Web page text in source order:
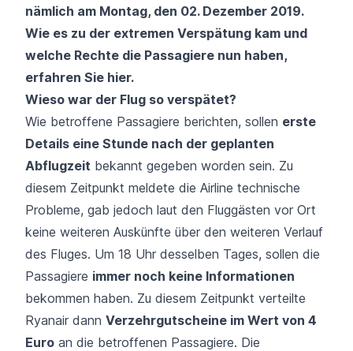
nämlich am Montag, den 02. Dezember 2019.
Wie es zu der extremen Verspätung kam und
welche Rechte die Passagiere nun haben,
erfahren Sie hier.
Wieso war der Flug so verspätet?
Wie betroffene Passagiere berichten, sollen erste
Details eine Stunde nach der geplanten
Abflugzeit bekannt gegeben worden sein. Zu
diesem Zeitpunkt meldete die Airline technische
Probleme, gab jedoch laut den Fluggästen vor Ort
keine weiteren Auskünfte über den weiteren Verlauf
des Fluges. Um 18 Uhr desselben Tages, sollen die
Passagiere immer noch keine Informationen
bekommen haben. Zu diesem Zeitpunkt verteilte
Ryanair dann Verzehrgutscheine im Wert von 4
Euro an die betroffenen Passagiere. Die